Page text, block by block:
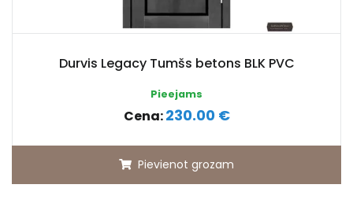
Durvis Legacy Tumšs betons BLK PVC
Pieejams
Cena:230.00 €
Pievienot grozam